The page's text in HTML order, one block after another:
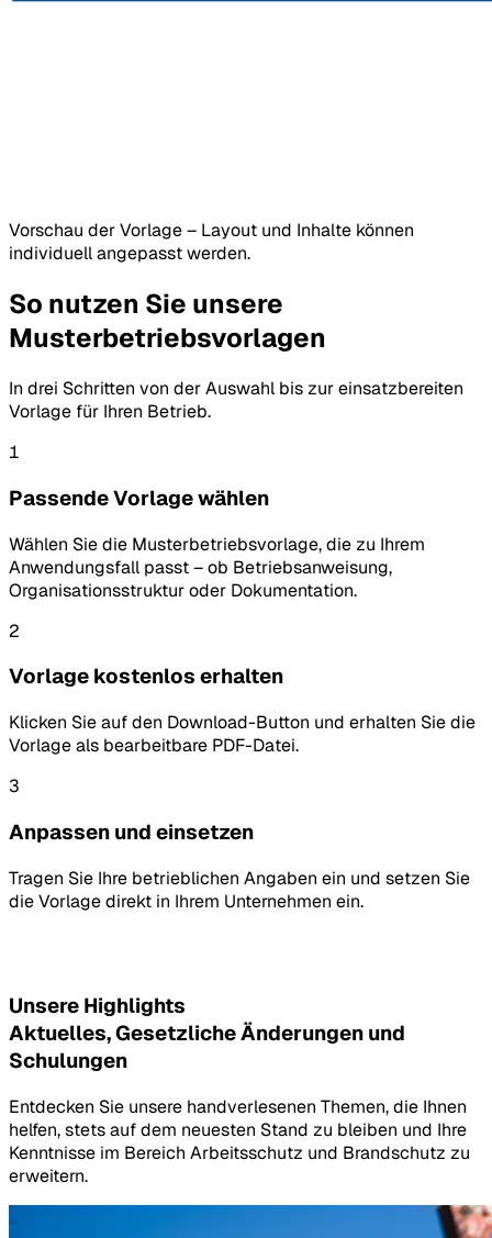
Vorschau der Vorlage – Layout und Inhalte können
individuell angepasst werden.
So nutzen Sie unsere
Musterbetriebsvorlagen
In drei Schritten von der Auswahl bis zur einsatzbereiten
Vorlage für Ihren Betrieb.
1
Passende Vorlage wählen
Wählen Sie die Musterbetriebsvorlage, die zu Ihrem
Anwendungsfall passt – ob Betriebsanweisung,
Organisationsstruktur oder Dokumentation.
2
Vorlage kostenlos erhalten
Klicken Sie auf den Download-Button und erhalten Sie die
Vorlage als bearbeitbare PDF-Datei.
3
Anpassen und einsetzen
Tragen Sie Ihre betrieblichen Angaben ein und setzen Sie
die Vorlage direkt in Ihrem Unternehmen ein.
Unsere Highlights
Aktuelles, Gesetzliche Änderungen und
Schulungen
Entdecken Sie unsere handverlesenen Themen, die Ihnen
helfen, stets auf dem neuesten Stand zu bleiben und Ihre
Kenntnisse im Bereich Arbeitsschutz und Brandschutz zu
erweitern.